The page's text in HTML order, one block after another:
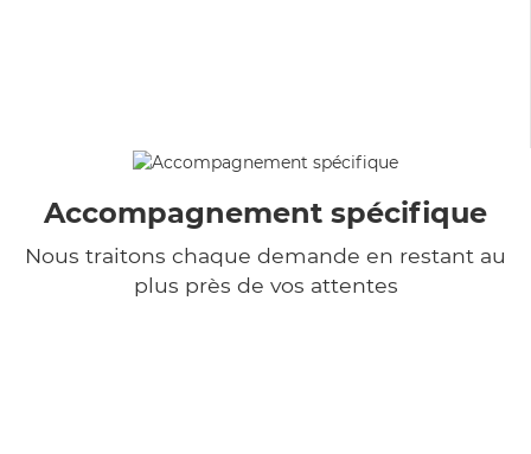
Accompagnement spécifique
Nous traitons chaque demande en restant au
plus près de vos attentes